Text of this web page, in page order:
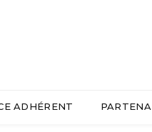
ADHÉRENT